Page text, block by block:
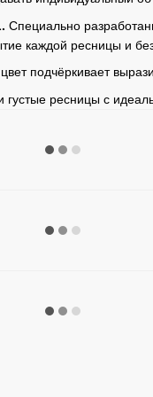
Специально
каждой ресницы и
подчёркивает
ресницы с